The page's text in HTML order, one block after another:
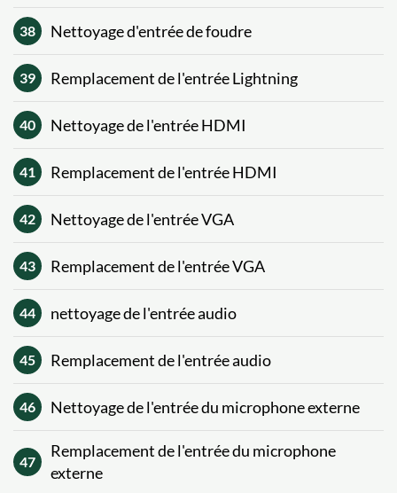
38 Nettoyage d'entrée de foudre
39 Remplacement de l'entrée Lightning
40 Nettoyage de l'entrée HDMI
41 Remplacement de l'entrée HDMI
42 Nettoyage de l'entrée VGA
43 Remplacement de l'entrée VGA
44 nettoyage de l'entrée audio
45 Remplacement de l'entrée audio
46 Nettoyage de l'entrée du microphone externe
47
Remplacement de l'entrée du microphone
externe